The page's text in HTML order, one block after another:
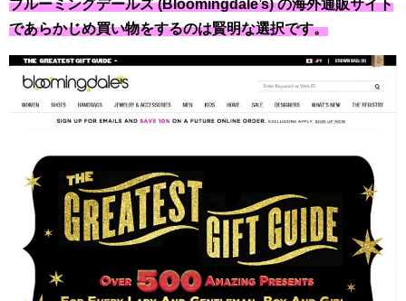
ブルーミングデールズ (Bloomingdale’s) の海外通販サイト
であらかじめ買い物をするのは賢明な選択です。